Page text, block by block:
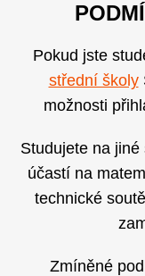
Pokud jste
střední školy
možnosti
Studujete na
účastí na
technické
Zmíněné